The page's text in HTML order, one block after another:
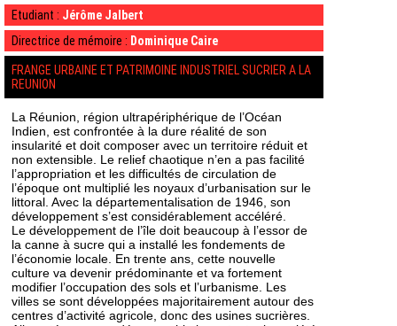
Etudiant : Jérôme Jalbert
Directrice de mémoire : Dominique Caire
FRANGE URBAINE ET PATRIMOINE INDUSTRIEL SUCRIER A LA
REUNION
La Réunion, région ultrapériphérique de l’Océan
Indien, est confrontée à la dure réalité de son
insularité et doit composer avec un territoire réduit et
non extensible. Le relief chaotique n’en a pas facilité
l’appropriation et les difficultés de circulation de
l’époque ont multiplié les noyaux d’urbanisation sur le
littoral. Avec la départementalisation de 1946, son
développement s’est considérablement accéléré.
Le développement de l’île doit beaucoup à l’essor de
la canne à sucre qui a installé les fondements de
l’économie locale. En trente ans, cette nouvelle
culture va devenir prédominante et va fortement
modifier l’occupation des sols et l’urbanisme. Les
villes se sont développées majoritairement autour des
centres d’activité agricole, donc des usines sucrières.